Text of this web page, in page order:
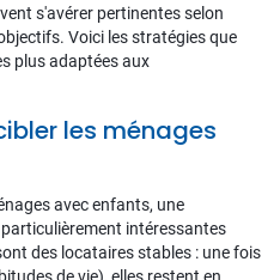
s'avérer pertinentes selon
Voici les stratégies que
plus adaptées aux
les ménages
avec enfants, une
intéressantes
des locataires stables : une fois